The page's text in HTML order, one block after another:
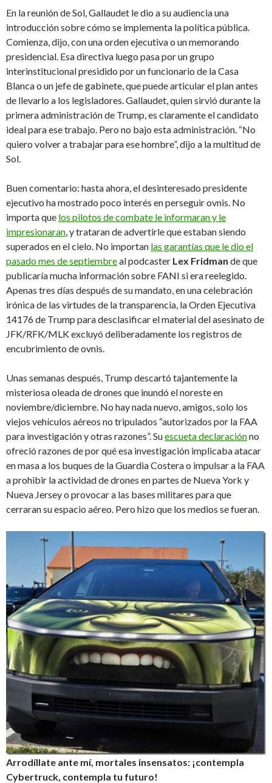
En la reunión de Sol, Gallaudet le dio a su audiencia una
introducción sobre cómo se implementa la política pública.
Comienza, dijo, con una orden ejecutiva o un memorando
presidencial. Esa directiva luego pasa por un grupo
interinstitucional presidido por un funcionario de la Casa
Blanca o un jefe de gabinete, que puede articular el plan antes
de llevarlo a los legisladores. Gallaudet, quien sirvió durante la
primera administración de Trump, es claramente el candidato
ideal para ese trabajo. Pero no bajo esta administración. “No
quiero volver a trabajar para ese hombre”, dijo a la multitud de
Sol.
Buen comentario: hasta ahora, el desinteresado presidente
ejecutivo ha mostrado poco interés en perseguir ovnis. No
importa que los pilotos de combate le informaran y le
impresionaran, y trataran de advertirle que estaban siendo
superados en el cielo. No importan las garantías que le dio el
pasado mes de septiembreal podcaster Lex Fridman de que
publicaría mucha información sobre FANI si era reelegido.
Apenas tres días después de su mandato, en una celebración
irónica de las virtudes de la transparencia, la Orden Ejecutiva
14176 de Trump para desclasificar el material del asesinato de
JFK/RFK/MLK excluyó deliberadamente los registros de
encubrimiento de ovnis.
Unas semanas después, Trump descartó tajantemente la
misteriosa oleada de drones que inundó el noreste en
noviembre/diciembre. No hay nada nuevo, amigos, solo los
viejos vehículos aéreos no tripulados “autorizados por la FAA
para investigación y otras razones”. Suescueta declaraciónno
ofreció razones de por qué esa investigación implicaba atacar
en masa a los buques de la Guardia Costera o impulsar a la FAA
a prohibir la actividad de drones en partes de Nueva York y
Nueva Jersey o provocar a las bases militares para que
cerraran su espacio aéreo. Pero hizo que los medios se fueran.
Arrodíllate ante mí, mortales insensatos: ¡contempla
Cybertruck, contempla tu futuro!